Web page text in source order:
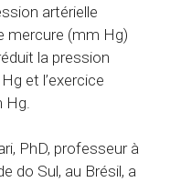
artérielle
mercure (mm Hg)
la pression
et l’exercice
Hg.
PhD, professeur à
do Sul, au Brésil, a